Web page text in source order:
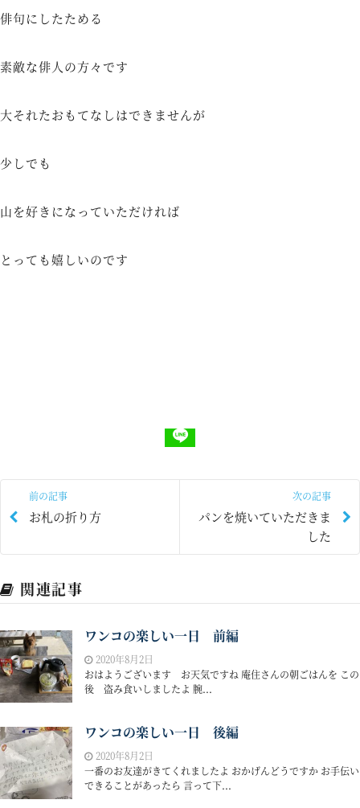
俳句にしたためる
素敵な俳人の方々です
大それたおもてなしはできませんが
少しでも
山を好きになっていただければ
とっても嬉しいのです
前の記事
お札の折り方
次の記事
パンを焼いていただきま
した
関連記事
ワンコの楽しい一日 前編
2020年8月2日
おはようございます お天気ですね 庵住さんの朝ごはんを この
後 盗み食いしましたよ 腕...
ワンコの楽しい一日 後編
2020年8月2日
一番のお友達がきてくれましたよ おかげんどうですか お手伝い
できることがあったら 言って下...